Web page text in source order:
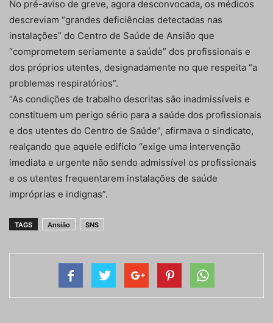
No pré-aviso de greve, agora desconvocada, os médicos
descreviam “grandes deficiências detectadas nas
instalações” do Centro de Saúde de Ansião que
“comprometem seriamente a saúde” dos profissionais e
dos próprios utentes, designadamente no que respeita “a
problemas respiratórios”.
“As condições de trabalho descritas são inadmissíveis e
constituem um perigo sério para a saúde dos profissionais
e dos utentes do Centro de Saúde”, afirmava o sindicato,
realçando que aquele edifício “exige uma intervenção
imediata e urgente não sendo admissível os profissionais
e os utentes frequentarem instalações de saúde
impróprias e indignas”.
TAGS Ansião SNS